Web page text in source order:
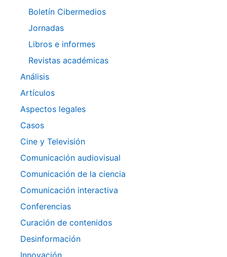
Boletín Cibermedios
Jornadas
Libros e informes
Revistas académicas
Análisis
Artículos
Aspectos legales
Casos
Cine y Televisión
Comunicación audiovisual
Comunicación de la ciencia
Comunicación interactiva
Conferencias
Curación de contenidos
Desinformación